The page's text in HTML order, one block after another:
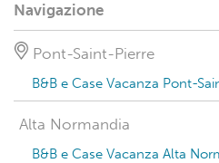
Navigazione
Pont-Saint-Pierre
B&B e Case Vacanza Pont-
Alta Normandia
B&B e Case Vacanza Alta